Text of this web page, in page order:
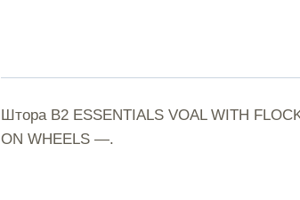
Штора B2 ESSENTIALS VOAL WITH
ON WHEELS —.